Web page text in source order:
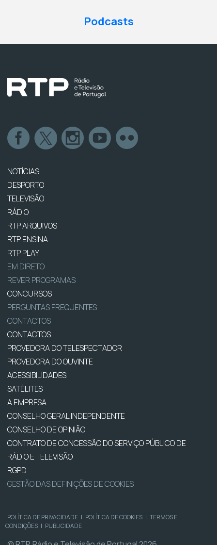
Podcasts
NOTÍCIAS
DESPORTO
TELEVISÃO
RÁDIO
RTP ARQUIVOS
RTP ENSINA
RTP PLAY
EM DIRETO
REVER PROGRAMAS
CONCURSOS
PERGUNTAS FREQUENTES
CONTACTOS
CONTACTOS
PROVEDORA DO TELESPECTADOR
PROVEDORA DO OUVINTE
ACESSIBILIDADES
SATÉLITES
A EMPRESA
CONSELHO GERAL INDEPENDENTE
CONSELHO DE OPINIÃO
CONTRATO DE CONCESSÃO DO SERVIÇO PÚBLICO DE
RÁDIO E TELEVISÃO
RGPD
GESTÃO DAS DEFINIÇÕES DE COOKIES
POLÍTICA DE PRIVACIDADE | POLÍTICA DE COOKIES | TERMOS E
CONDIÇÕES | PUBLICIDADE